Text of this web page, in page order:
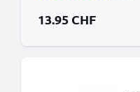
13.95 CHF